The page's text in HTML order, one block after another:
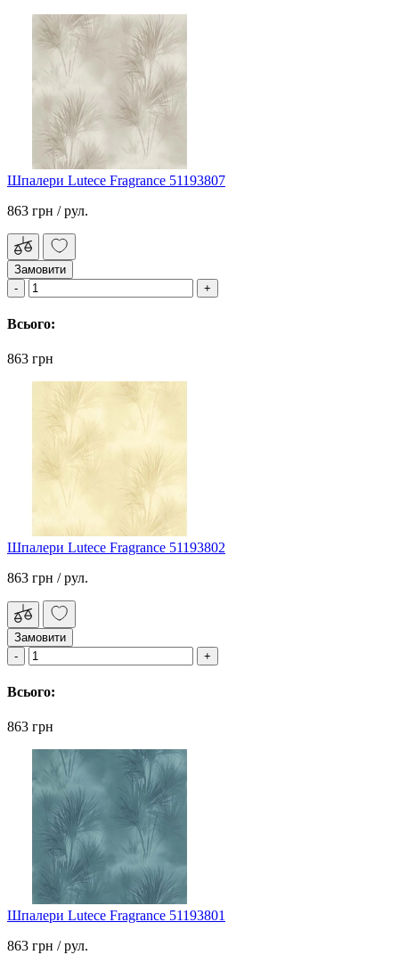
Шпалери Lutece Fragrance 51193807
863 грн / рул.
Замовити
Всього:
863 грн
Шпалери Lutece Fragrance 51193802
863 грн / рул.
Замовити
Всього:
863 грн
Шпалери Lutece Fragrance 51193801
863 грн / рул.